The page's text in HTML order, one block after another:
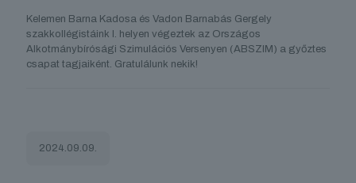
Kelemen Barna Kadosa és Vadon Barnabás Gergely
szakkollégistáink I. helyen végeztek az Országos
Alkotmánybírósági Szimulációs Versenyen (ABSZIM) a győztes
csapat tagjaiként. Gratulálunk nekik!
2024.09.09.